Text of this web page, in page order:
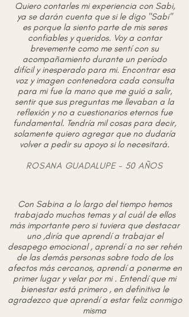
Quiero contarles mi experiencia con Sabi,
ya se darán cuenta que si le digo "Sabi"
es porque la siento parte de mis seres
confiables y queridos. Voy a contar
brevemente como me sentí con su
acompañamiento durante un período
difícil y inesperado para mi. Encontrar esa
voz y imagen contenedora cada consulta
para mi fue la mano que me guió a salir,
sentir que sus preguntas me llevaban a la
reflexión y no a cuestionarios eternos fue
fundamental. Tendría mil cosas para decir,
solamente quiero agregar que no dudaría
volver a pedir su apoyo si lo necesitará.
ROSANA GUADALUPE - 50 AÑOS
Con Sabina a lo largo del tiempo hemos
trabajado muchos temas y al cuál de ellos
más importante pero si tuviera que destacar
uno ,diría que aprendí a trabajar el
desapego emocional , aprendí a no ser rehén
de las demás personas sobre todo de los
afectos más cercanos, aprendí a ponerme en
primer lugar y velar por mi . Entendí que mi
bienestar está primero , en definitiva le
agradezco que aprendí a estar feliz conmigo
misma